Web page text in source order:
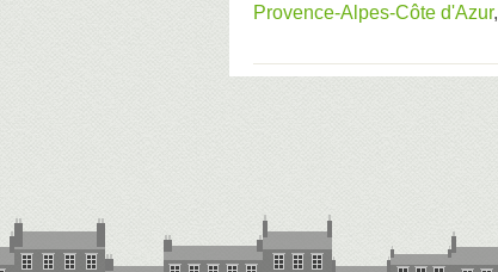
Provence-Alpes-Côte d'Azur,